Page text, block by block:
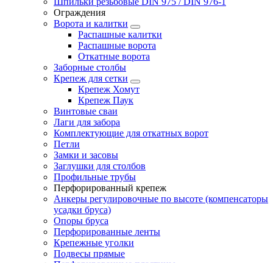
Ограждения
Ворота и калитки
Распашные калитки
Распашные ворота
Откатные ворота
Заборные столбы
Крепеж для сетки
Крепеж Хомут
Крепеж Паук
Винтовые сваи
Лаги для забора
Комплектующие для откатных ворот
Петли
Замки и засовы
Заглушки для столбов
Профильные трубы
Перфорированный крепеж
Анкеры регулировочные по высоте (компенсаторы
усадки бруса)
Опоры бруса
Перфорированные ленты
Крепежные уголки
Подвесы прямые